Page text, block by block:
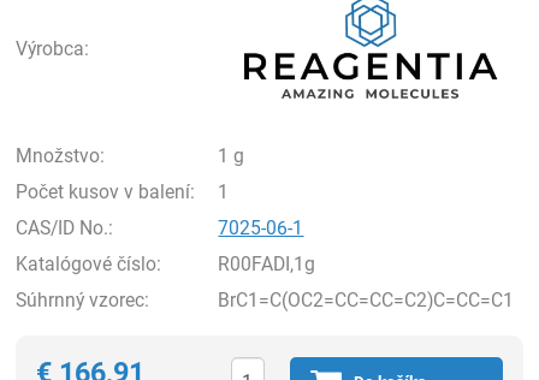
Výrobca:
Množstvo:
1 g
Počet kusov v balení:
1
CAS/ID No.:
7025-06-1
Katalógové číslo:
R00FADI,1g
Súhrnný vzorec:
BrC1=C(OC2=CC=CC=C2)C=CC=C1
€ 166,91